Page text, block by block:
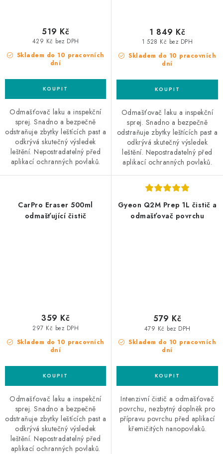
Skladem do 10 pracovních
dní
429 Kč bez DPH
519 Kč
Odmašťovač laku a inspekční
sprej. Snadno a bezpečně
odstraňuje zbytky leštících past a
odkrývá skutečný výsledek
leštění. Nepostradatelný před
aplikací ochranných povlaků.
Skladem do 10 pracovních
dní
1 528 Kč bez DPH
1 849 Kč
Odmašťovač laku a inspekční
sprej. Snadno a bezpečně
odstraňuje zbytky leštících past a
odkrývá skutečný výsledek
leštění. Nepostradatelný před
aplikací ochranných povlaků.
CarPro Eraser 500ml
odmašťující čistič
Skladem do 10 pracovních
dní
297 Kč bez DPH
359 Kč
Odmašťovač laku a inspekční
sprej. Snadno a bezpečně
odstraňuje zbytky leštících past a
odkrývá skutečný výsledek
leštění. Nepostradatelný před
aplikací ochranných povlaků.
Gyeon Q2M Prep 1L čistič a
odmašťovač povrchu
Skladem do 10 pracovních
dní
479 Kč bez DPH
579 Kč
Intenzivní čistič a odmašťovač
povrchu, nezbytný doplněk pro
přípravu povrchu před aplikací
křemičitých nanopovlaků.